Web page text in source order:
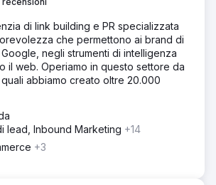
di link building e PR specializzata
che permettono ai brand di
negli strumenti di intelligenza
il web. Operiamo in questo settore da
quali abbiamo creato oltre 20.000
lead, Inbound Marketing +14
+3